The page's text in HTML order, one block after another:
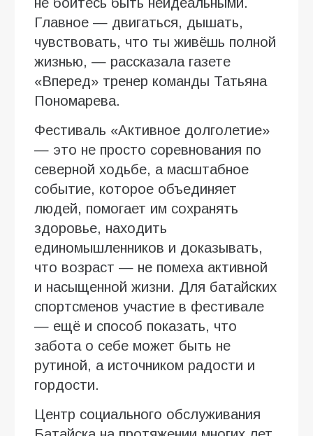
Главное — двигаться, дышать,
чувствовать, что ты живёшь полной
жизнью, — рассказала газете
«Вперед» тренер команды Татьяна
Пономарева.
Фестиваль «Активное долголетие»
— это не просто соревнования по
северной ходьбе, а масштабное
событие, которое объединяет
людей, помогает им сохранять
здоровье, находить
единомышленников и доказывать,
что возраст — не помеха активной
и насыщенной жизни. Для батайских
спортсменов участие в фестивале
— ещё и способ показать, что
забота о себе может быть не
рутиной, а источником радости и
гордости.
Центр социального обслуживания